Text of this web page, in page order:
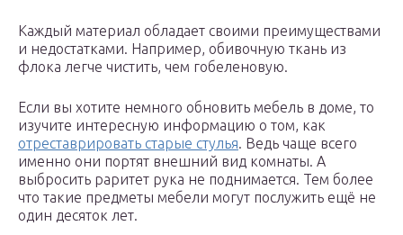
Каждый материал обладает своими преимуществами
и недостатками. Например, обивочную ткань из
флока легче чистить, чем гобеленовую.
Если вы хотите немного обновить мебель в доме, то
изучите интересную информацию о том, как
отреставрировать старые стулья. Ведь чаще всего
именно они портят внешний вид комнаты. А
выбросить раритет рука не поднимается. Тем более
что такие предметы мебели могут послужить ещё не
один десяток лет.